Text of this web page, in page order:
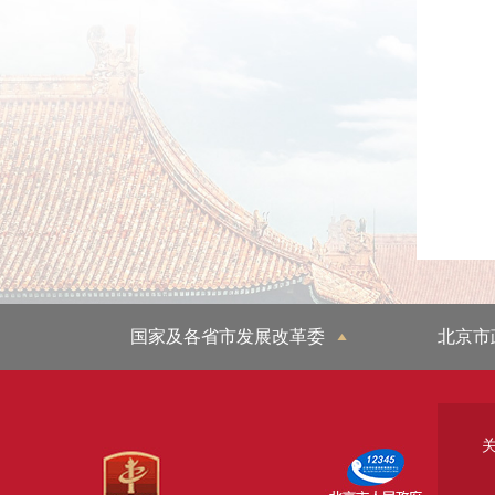
国家及各省市发展改革委 北京市